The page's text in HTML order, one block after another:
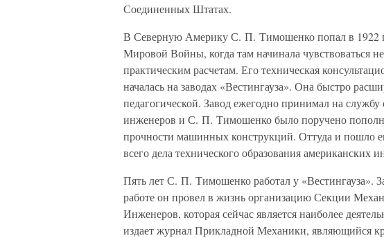
Соединенных Штатах.
В Северную Америку С. П. Тимошенко попал в 1922
Мировой Войны, когда там начинала чувствоваться
практическим расчетам. Его техническая
началась на заводах «Вестингауза». Она быстро
педагогической. Завод ежегодно принимал на
инженеров и С. П. Тимошенко было поручено
прочности машинных конструкций. Оттуда и пошло
всего дела технического образования американских
Пять лет С. П. Тимошенко работал у «Вестингауза».
работе он провел в жизнь организацию Секции
Инженеров, которая сейчас является наиболее
издает журнал Прикладной Механики, являющийся